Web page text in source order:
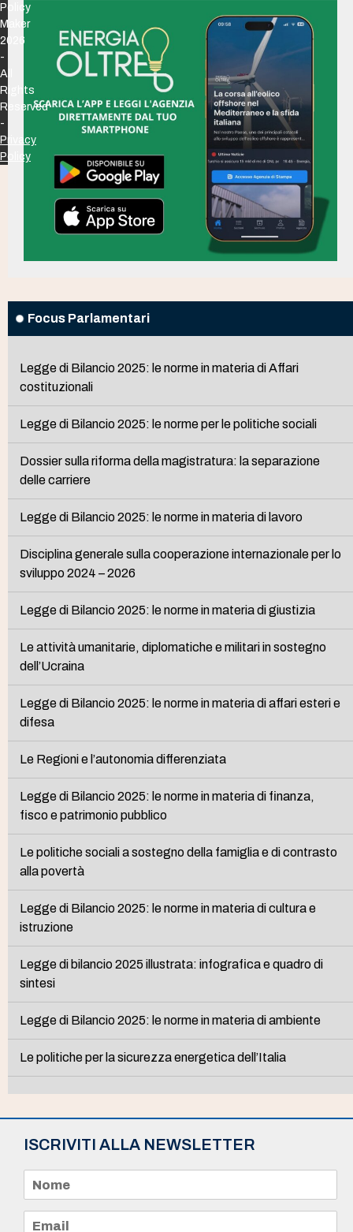
Focus Parlamentari
Legge di Bilancio 2025: le norme in materia di Affari
costituzionali
Legge di Bilancio 2025: le norme per le politiche sociali
Dossier sulla riforma della magistratura: la separazione
delle carriere
Legge di Bilancio 2025: le norme in materia di lavoro
Disciplina generale sulla cooperazione internazionale per lo
sviluppo 2024 – 2026
Legge di Bilancio 2025: le norme in materia di giustizia
Le attività umanitarie, diplomatiche e militari in sostegno
dell’Ucraina
Legge di Bilancio 2025: le norme in materia di affari esteri e
difesa
Le Regioni e l’autonomia differenziata
Legge di Bilancio 2025: le norme in materia di finanza,
fisco e patrimonio pubblico
Le politiche sociali a sostegno della famiglia e di contrasto
alla povertà
Legge di Bilancio 2025: le norme in materia di cultura e
istruzione
Legge di bilancio 2025 illustrata: infografica e quadro di
sintesi
Legge di Bilancio 2025: le norme in materia di ambiente
Le politiche per la sicurezza energetica dell’Italia
ISCRIVITI ALLA NEWSLETTER
m
e
Policy
Maker
2026
-
All
Rights
Reserved
-
Privacy
Policy